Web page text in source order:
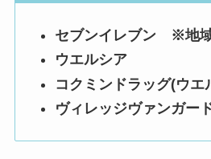
セブンイレブン ※地
ウエルシア
コクミンドラッグ(ウエ
ヴィレッジヴァンガー